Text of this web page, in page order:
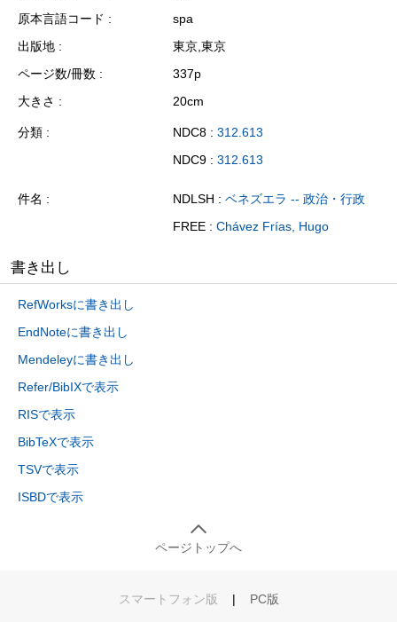
原本言語コード
spa
出版地
東京,東京
ページ数/冊数
337p
大きさ
20cm
分類 NDC8 : 312.613
NDC9 : 312.613
件名 NDLSH : ベネズエラ -- 政治・行政
FREE : Chávez Frías, Hugo
書き出し
RefWorksに書き出し
EndNoteに書き出し
Mendeleyに書き出し
Refer/BibIXで表示
RISで表示
BibTeXで表示
TSVで表示
ISBDで表示
ページトップへ
スマートフォン版 | PC版